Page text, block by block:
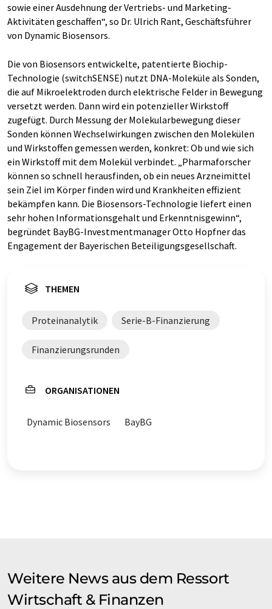
sowie einer Ausdehnung der Vertriebs- und Marketing-
Aktivitäten geschaffen“, so Dr. Ulrich Rant, Geschäftsführer
von Dynamic Biosensors.
Die von Biosensors entwickelte, patentierte Biochip-
Technologie (switchSENSE) nutzt DNA-Moleküle als Sonden,
die auf Mikroelektroden durch elektrische Felder in Bewegung
versetzt werden. Dann wird ein potenzieller Wirkstoff
zugefügt. Durch Messung der Molekularbewegung dieser
Sonden können Wechselwirkungen zwischen den Molekülen
und Wirkstoffen gemessen werden, konkret: Ob und wie sich
ein Wirkstoff mit dem Molekül verbindet. „Pharmaforscher
können so schnell herausfinden, ob ein neues Arzneimittel
sein Ziel im Körper finden wird und Krankheiten effizient
bekämpfen kann. Die Biosensors-Technologie liefert einen
sehr hohen Informationsgehalt und Erkenntnisgewinn“,
begründet BayBG-Investmentmanager Otto Hopfner das
Engagement der Bayerischen Beteiligungsgesellschaft.
THEMEN
Proteinanalytik Serie-B-Finanzierung
Finanzierungsrunden
ORGANISATIONEN
Dynamic Biosensors BayBG
Weitere News aus dem Ressort
Wirtschaft & Finanzen